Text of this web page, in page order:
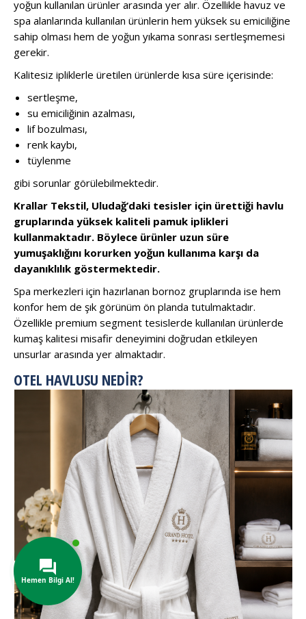
yoğun kullanılan ürünler arasında yer alır. Özellikle havuz ve
spa alanlarında kullanılan ürünlerin hem yüksek su emiciliğine
sahip olması hem de yoğun yıkama sonrası sertleşmemesi
gerekir.
Kalitesiz ipliklerle üretilen ürünlerde kısa süre içerisinde:
sertleşme,
su emiciliğinin azalması,
lif bozulması,
renk kaybı,
tüylenme
gibi sorunlar görülebilmektedir.
Krallar Tekstil, Uludağ’daki tesisler için ürettiği havlu
gruplarında yüksek kaliteli pamuk iplikleri
kullanmaktadır. Böylece ürünler uzun süre
yumuşaklığını korurken yoğun kullanıma karşı da
dayanıklılık göstermektedir.
Spa merkezleri için hazırlanan bornoz gruplarında ise hem
konfor hem de şık görünüm ön planda tutulmaktadır.
Özellikle premium segment tesislerde kullanılan ürünlerde
kumaş kalitesi misafir deneyimini doğrudan etkileyen
unsurlar arasında yer almaktadır.
OTEL HAVLUSU NEDIR?